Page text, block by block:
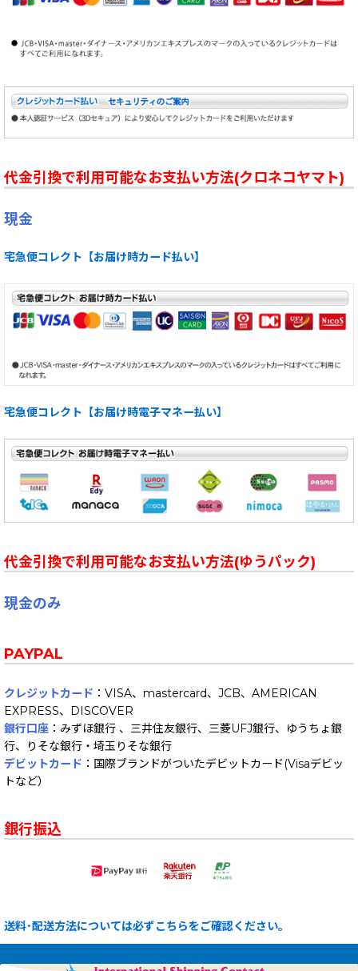
代金引換で利用可能なお支払い方法(クロネコヤマト)
現金
宅急便コレクト【お届け時カード払い】
宅急便コレクト【お届け時電子マネー払い】
代金引換で利用可能なお支払い方法(ゆうパック)
現金のみ
PAYPAL
クレジットカード ：VISA、mastercard、JCB、AMERICAN
EXPRESS、DISCOVER
銀行口座 ：みずほ銀行 、三井住友銀行、三菱UFJ銀行、ゆうちょ銀
行、りそな銀行・埼玉りそな銀行
デビットカード ：国際ブランドがついたデビットカード(Visaデビッ
トなど）
銀行振込
送料･配送方法については必ずこちらをご確認ください。